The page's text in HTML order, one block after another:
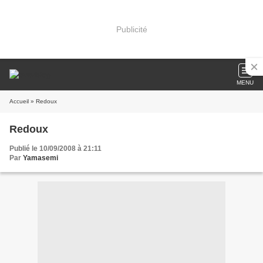
Publicité
MENU
Accueil » Redoux
Redoux
Publié le 10/09/2008 à 21:11
Par Yamasemi